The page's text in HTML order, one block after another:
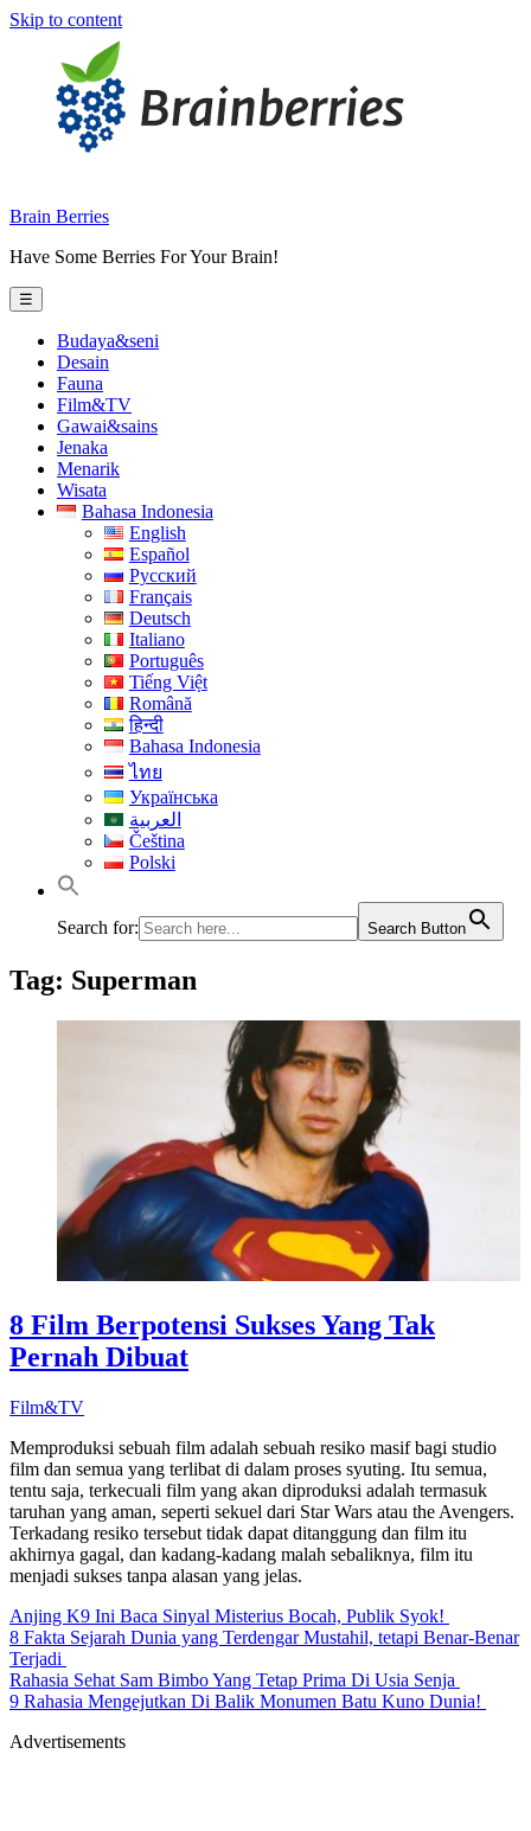
Skip to content
Brain Berries
Have Some Berries For Your Brain!
☰
Budaya&seni
Desain
Fauna
Film&TV
Gawai&sains
Jenaka
Menarik
Wisata
Bahasa Indonesia
English
Español
Русский
Français
Deutsch
Italiano
Português
Tiếng Việt
Română
हिन्दी
Bahasa Indonesia
ไทย
Українська
العربية
Čeština
Polski
Search for: Search Button
Tag: Superman
8 Film Berpotensi Sukses Yang Tak
Pernah Dibuat
Film&TV
Memproduksi sebuah film adalah sebuah resiko masif bagi studio
film dan semua yang terlibat di dalam proses syuting. Itu semua,
tentu saja, terkecuali film yang akan diproduksi adalah termasuk
taruhan yang aman, seperti sekuel dari Star Wars atau the Avengers.
Terkadang resiko tersebut tidak dapat ditanggung dan film itu
akhirnya gagal, dan kadang-kadang malah sebaliknya, film itu
menjadi sukses tanpa alasan yang jelas.
Anjing K9 Ini Baca Sinyal Misterius Bocah, Publik Syok!
8 Fakta Sejarah Dunia yang Terdengar Mustahil, tetapi Benar-Benar
Terjadi
Rahasia Sehat Sam Bimbo Yang Tetap Prima Di Usia Senja
9 Rahasia Mengejutkan Di Balik Monumen Batu Kuno Dunia!
Advertisements